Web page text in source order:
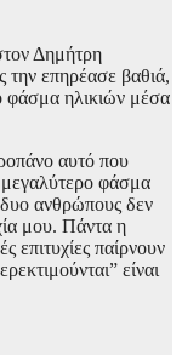
Δημήτρη
την επηρέασε βαθιά,
φάσμα ηλικιών μέσα
αυτό που
μεγαλύτερο φάσμα
ανθρώπους δεν
μου. Πάντα η
επιτυχίες παίρνουν
είναι